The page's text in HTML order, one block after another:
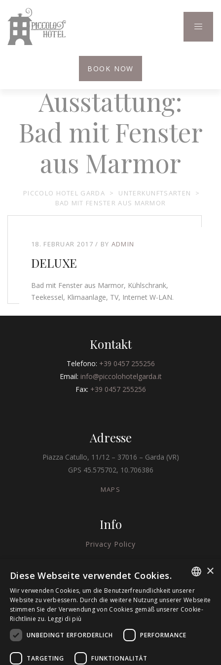
BOOK NOW
Ausstattung:
Bad mit Fenster
aus Marmor
PICCOLO HOTEL GARDA > UNTERKUNFTSARTEN
>
BAD MIT FENSTER AUS MARMOR
18. FEBRUAR 2017 BY ADMIN
DELUXE
Bad mit Fenster aus Marmor, Kühlschrank,
Teekessel, Klimaanlage, TV, Internet W-LAN.
Kontakt
Telefono: +39 0457 255256
Email: info@piccolohotelgarda.it
Fax: +39 0457 255256
Adresse
Piazza Catullo, 11/12 – 37016 – Garda (VR)
GPS 45.575702, 10.706386
MAPS
Info
Privacy Policy
ITALIAN
GERMAN
×
Diese Webseite verwendet Cookies.
Wir verwenden Cookies, um die Benutzerfreundlichkeit unserer
Website zu verbessern. Durch die weitere Nutzung unserer Webseite
stimmen Sie der Verwendung von Cookies gemäß unserer Cookie-
Richtlinie zu. Leggi di più
UNBEDINGT ERFORDERLICH
PERFORMANCE
TARGETING FUNKTIONALITÄT